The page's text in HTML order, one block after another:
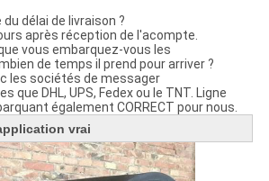
délai de livraison ?
après réception de l'acompte.
vous embarquez-vous les
de temps il prend pour arriver ?
les sociétés de messager
que DHL, UPS, Fedex ou le TNT. Ligne
également CORRECT pour nous.
vrai